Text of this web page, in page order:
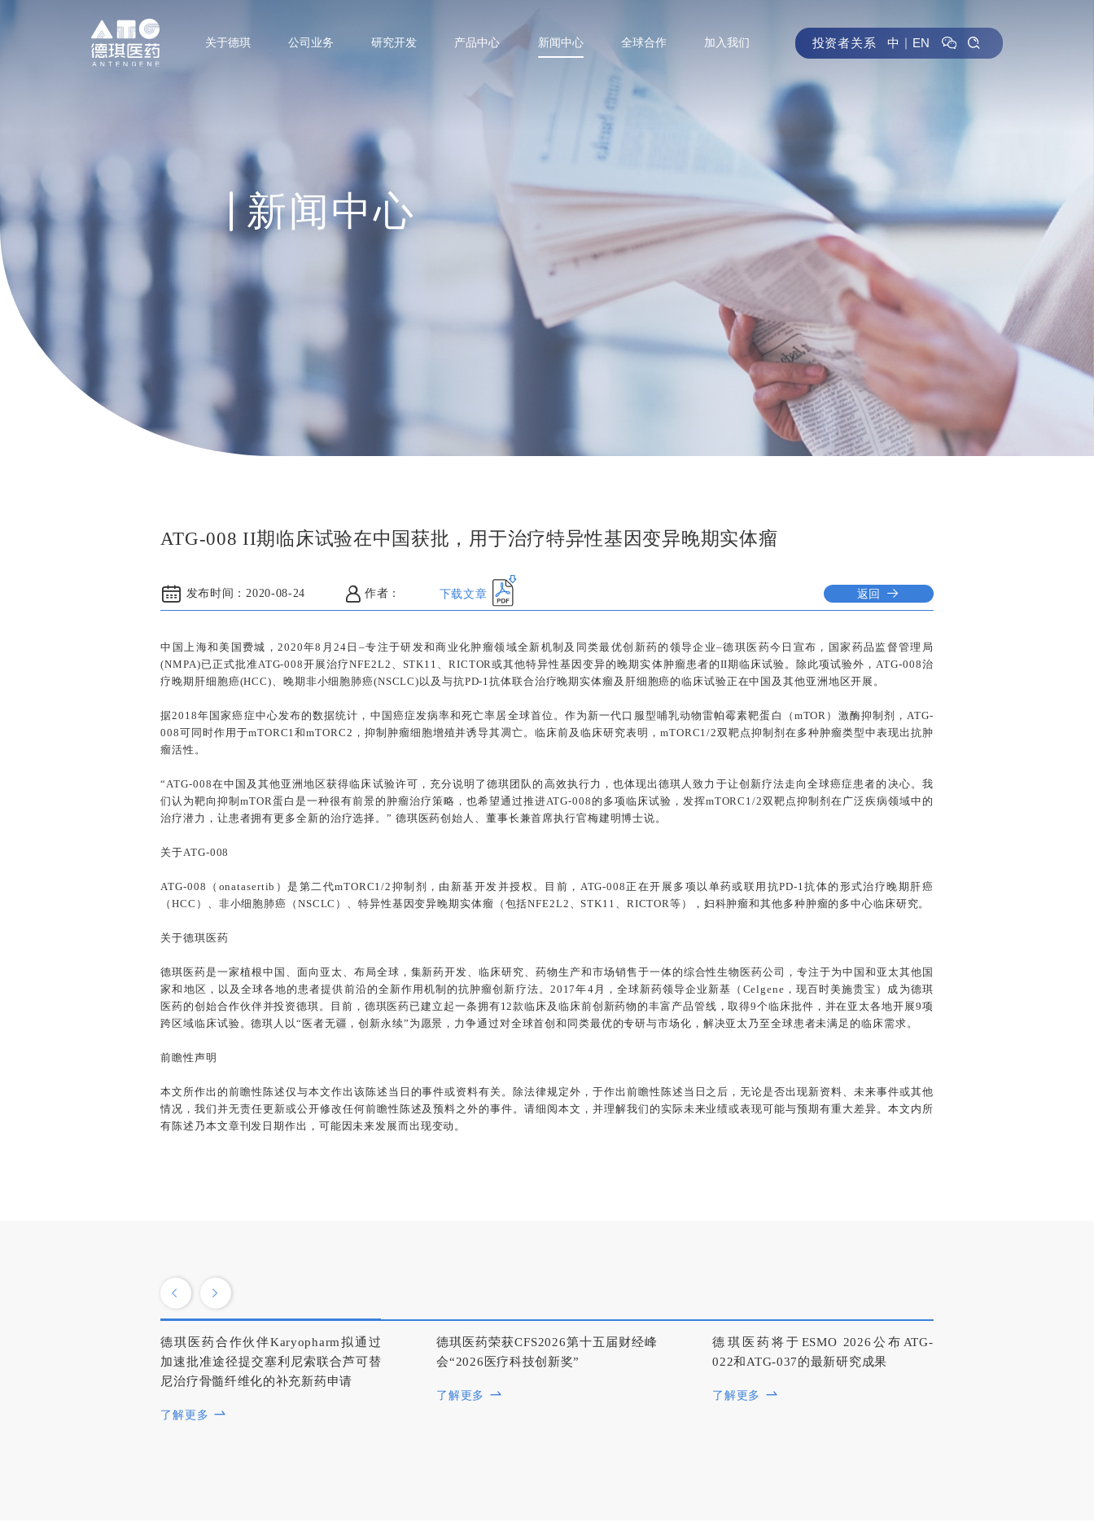
关于德琪 公司业务 研究开发 产品中心 新闻中心 全球合作 加入我们 投资者关系 中 ｜ EN
新闻中心
ATG-008 II期临床试验在中国获批，用于治疗特异性基因变异晚期实体瘤
发布时间：2020-08-24 作者： 下载文章 返回
中国上海和美国费城，2020年8月24日–专注于研发和商业化肿瘤领域全新机制及同类最优创新药的领导企业–德琪医药今日宣布，国家药品监督管理局
(NMPA)已正式批准ATG-008开展治疗NFE2L2、STK11、RICTOR或其他特异性基因变异的晚期实体肿瘤患者的II期临床试验。除此项试验外，ATG-008治
疗晚期肝细胞癌(HCC)、晚期非小细胞肺癌(NSCLC)以及与抗PD-1抗体联合治疗晚期实体瘤及肝细胞癌的临床试验正在中国及其他亚洲地区开展。
据2018年国家癌症中心发布的数据统计，中国癌症发病率和死亡率居全球首位。作为新一代口服型哺乳动物雷帕霉素靶蛋白（mTOR）激酶抑制剂，ATG-
008可同时作用于mTORC1和mTORC2，抑制肿瘤细胞增殖并诱导其凋亡。临床前及临床研究表明，mTORC1/2双靶点抑制剂在多种肿瘤类型中表现出抗肿
瘤活性。
“ATG-008在中国及其他亚洲地区获得临床试验许可，充分说明了德琪团队的高效执行力，也体现出德琪人致力于让创新疗法走向全球癌症患者的决心。我
们认为靶向抑制mTOR蛋白是一种很有前景的肿瘤治疗策略，也希望通过推进ATG-008的多项临床试验，发挥mTORC1/2双靶点抑制剂在广泛疾病领域中的
治疗潜力，让患者拥有更多全新的治疗选择。” 德琪医药创始人、董事长兼首席执行官梅建明博士说。
关于ATG-008
ATG-008（onatasertib）是第二代mTORC1/2抑制剂，由新基开发并授权。目前，ATG-008正在开展多项以单药或联用抗PD-1抗体的形式治疗晚期肝癌
（HCC）、非小细胞肺癌（NSCLC）、特异性基因变异晚期实体瘤（包括NFE2L2、STK11、RICTOR等），妇科肿瘤和其他多种肿瘤的多中心临床研究。
关于德琪医药
德琪医药是一家植根中国、面向亚太、布局全球，集新药开发、临床研究、药物生产和市场销售于一体的综合性生物医药公司，专注于为中国和亚太其他国
家和地区，以及全球各地的患者提供前沿的全新作用机制的抗肿瘤创新疗法。2017年4月，全球新药领导企业新基（Celgene，现百时美施贵宝）成为德琪
医药的创始合作伙伴并投资德琪。目前，德琪医药已建立起一条拥有12款临床及临床前创新药物的丰富产品管线，取得9个临床批件，并在亚太各地开展9项
跨区域临床试验。德琪人以“医者无疆，创新永续”为愿景，力争通过对全球首创和同类最优的专研与市场化，解决亚太乃至全球患者未满足的临床需求。
前瞻性声明
本文所作出的前瞻性陈述仅与本文作出该陈述当日的事件或资料有关。除法律规定外，于作出前瞻性陈述当日之后，无论是否出现新资料、未来事件或其他
情况，我们并无责任更新或公开修改任何前瞻性陈述及预料之外的事件。请细阅本文，并理解我们的实际未来业绩或表现可能与预期有重大差异。本文内所
有陈述乃本文章刊发日期作出，可能因未来发展而出现变动。
德琪医药合作伙伴Karyopharm拟通过
加速批准途径提交塞利尼索联合芦可替
尼治疗骨髓纤维化的补充新药申请
了解更多
德琪医药荣获CFS2026第十五届财经峰
会“2026医疗科技创新奖”
了解更多
德琪医药将于ESMO 2026公布ATG-
022和ATG-037的最新研究成果
了解更多